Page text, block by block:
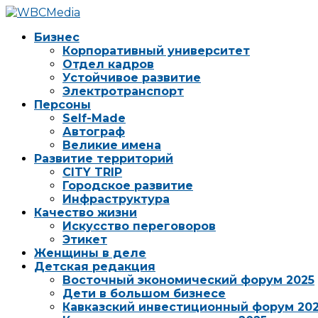
Бизнес
Корпоративный университет
Отдел кадров
Устойчивое развитие
Электротранспорт
Персоны
Self-Made
Автограф
Великие имена
Развитие территорий
CITY TRIP
Городское развитие
Инфраструктура
Качество жизни
Искусство переговоров
Этикет
Женщины в деле
Детская редакция
Восточный экономический форум 2025
Дети в большом бизнесе
Кавказский инвестиционный форум